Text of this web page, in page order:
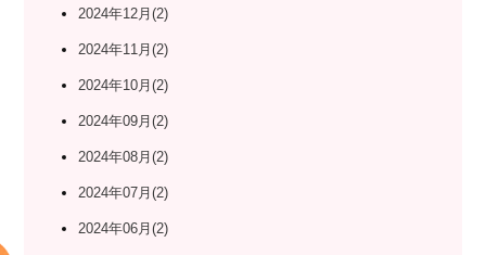
2024年12月(2)
2024年11月(2)
2024年10月(2)
2024年09月(2)
2024年08月(2)
2024年07月(2)
2024年06月(2)